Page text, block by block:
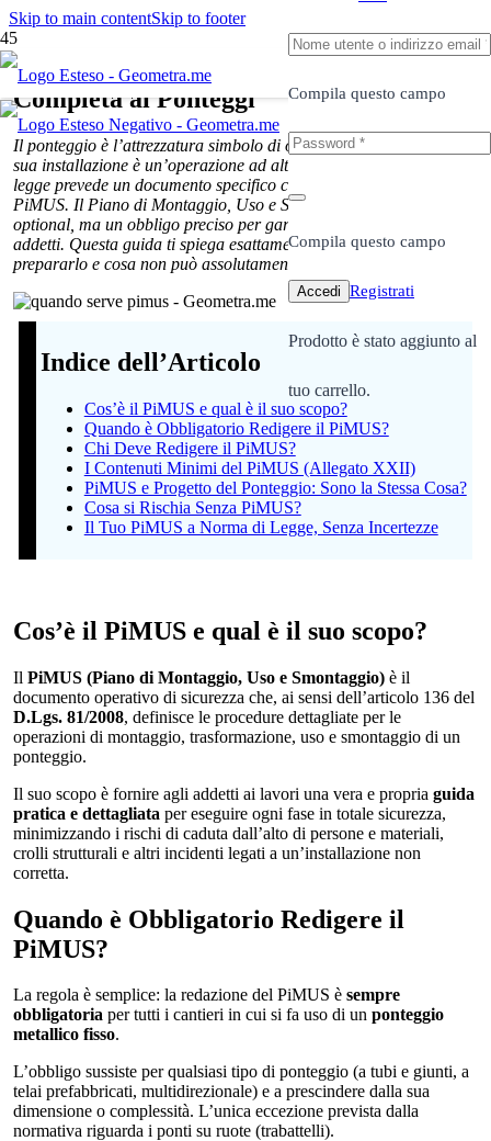
Skip to main contentSkip to footer
Compila questo campo
Compila questo campo
Accedi Registrati
Prodotto è stato aggiunto al
tuo carrello.
Quando Serve il PiMUS: La Guida
Completa ai Ponteggi
Il ponteggio è l’attrezzatura simbolo di ogni cantiere edile, ma la
sua installazione è un’operazione ad alto rischio. Per questo la
legge prevede un documento specifico che ne governi ogni fase: il
PiMUS. Il Piano di Montaggio, Uso e Smontaggio non è un
optional, ma un obbligo preciso per garantire la sicurezza degli
addetti. Questa guida ti spiega esattamente quando serve, chi deve
prepararlo e cosa non può assolutamente mancare al suo interno.
Indice dell’Articolo
Cos’è il PiMUS e qual è il suo scopo?
Quando è Obbligatorio Redigere il PiMUS?
Chi Deve Redigere il PiMUS?
I Contenuti Minimi del PiMUS (Allegato XXII)
PiMUS e Progetto del Ponteggio: Sono la Stessa Cosa?
Cosa si Rischia Senza PiMUS?
Il Tuo PiMUS a Norma di Legge, Senza Incertezze
Cos’è il PiMUS e qual è il suo scopo?
IlPiMUS (Piano di Montaggio, Uso e Smontaggio) è il
documento operativo di sicurezza che, ai sensi dell’articolo 136 del
D.Lgs. 81/2008, definisce le procedure dettagliate per le
operazioni di montaggio, trasformazione, uso e smontaggio di un
ponteggio.
Il suo scopo è fornire agli addetti ai lavori una vera e propriaguida
pratica e dettagliata per eseguire ogni fase in totale sicurezza,
minimizzando i rischi di caduta dall’alto di persone e materiali,
crolli strutturali e altri incidenti legati a un’installazione non
corretta.
Quando è Obbligatorio Redigere il
PiMUS?
La regola è semplice: la redazione del PiMUS èsempre
obbligatoria per tutti i cantieri in cui si fa uso di unponteggio
metallico fisso.
L’obbligo sussiste per qualsiasi tipo di ponteggio (a tubi e giunti, a
telai prefabbricati, multidirezionale) e a prescindere dalla sua
dimensione o complessità. L’unica eccezione prevista dalla
normativa riguarda i ponti su ruote (trabattelli).